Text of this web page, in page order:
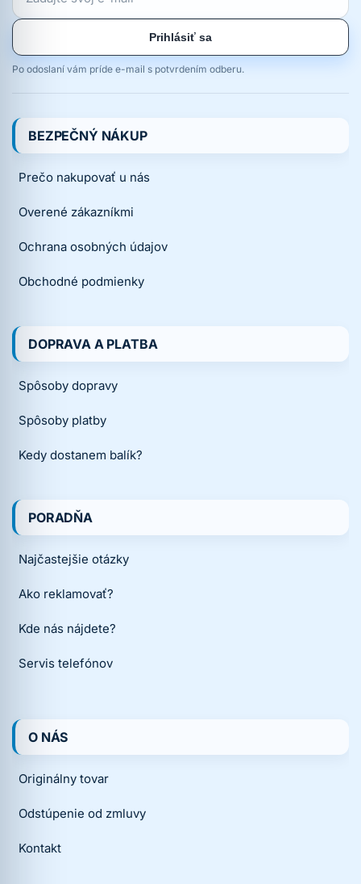
Prihlásiť sa
Po odoslaní vám príde e-mail s potvrdením odberu.
BEZPEČNÝ NÁKUP
Prečo nakupovať u nás
Overené zákazníkmi
Ochrana osobných údajov
Obchodné podmienky
DOPRAVA A PLATBA
Spôsoby dopravy
Spôsoby platby
Kedy dostanem balík?
PORADŇA
Najčastejšie otázky
Ako reklamovať?
Kde nás nájdete?
Servis telefónov
O NÁS
Originálny tovar
Odstúpenie od zmluvy
Kontakt